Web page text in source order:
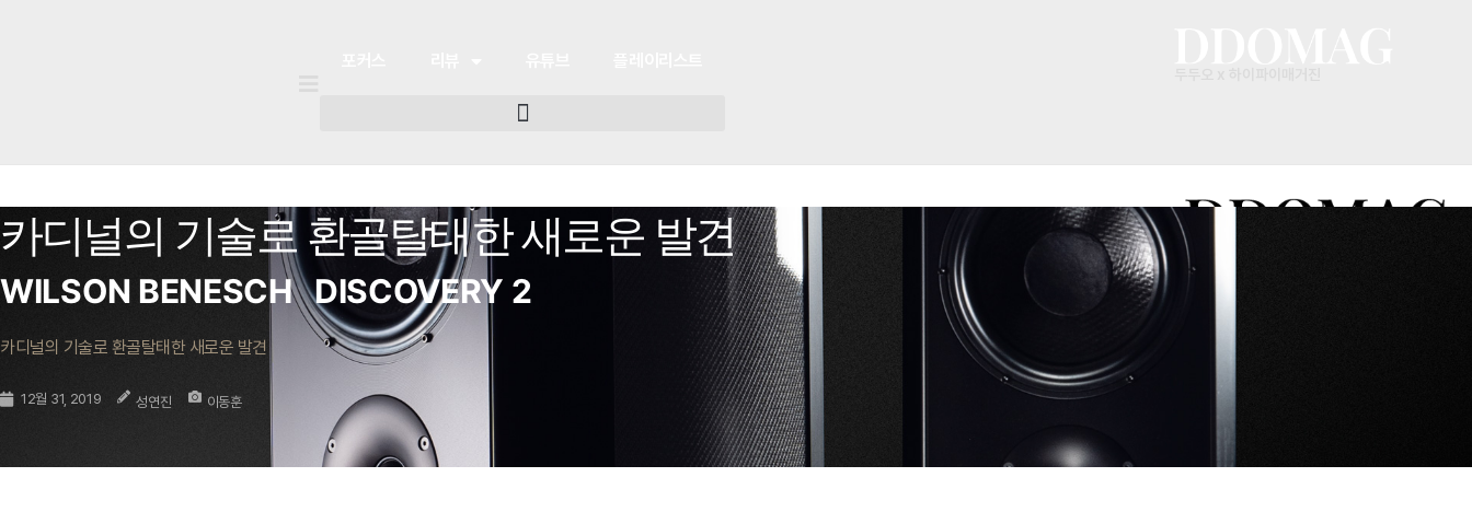
두두오 x 하이파이매거진
카디널의 기술로 환골탈태한 새로운 발견
WILSON BENESCH DISCOVERY 2
카디널의 기술로 환골탈태한 새로운 발견
12월 31, 2019 성연진 이동훈